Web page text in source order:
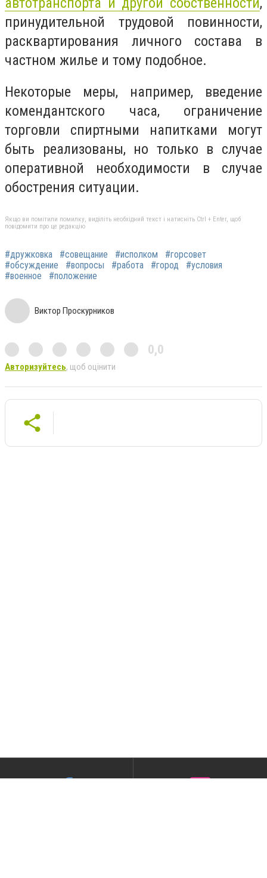
принудительной трудовой повинности,
расквартирования личного состава в
частном жилье и тому подобное.
Некоторые меры, например, введение
комендантского часа, ограничение
торговли спиртными напитками могут
быть реализованы, но только в случае
оперативной необходимости в случае
обострения ситуации.
Якщо ви помітили помилку, виділіть необхідний текст і натисніть Ctrl + Enter, щоб
повідомити про це редакцію
#дружковка #совещание #исполком
#горсовет
#обсуждение
#вопросы #работа #город
#условия
#военное
#положение
Виктор Проскурников
0,0
Авторизуйтесь, щоб оцінити